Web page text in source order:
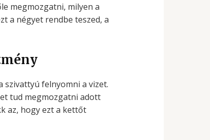
megmozgatni, milyen a
a négyet rendbe teszed, a
szivattyú felnyomni a vizet.
tud megmozgatni adott
az, hogy ezt a kettőt